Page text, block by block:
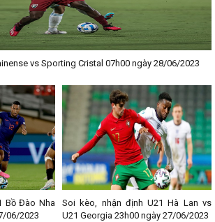
vs Sporting Cristal 07h00 ngày 28/06/2023
Bồ Đào Nha
06/2023
Soi kèo, nhận định U21 Hà Lan vs
U21 Georgia 23h00 ngày 27/06/2023